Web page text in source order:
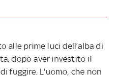
alle prime luci dell’alba di
dopo aver investito il
fuggire. L'uomo, che non